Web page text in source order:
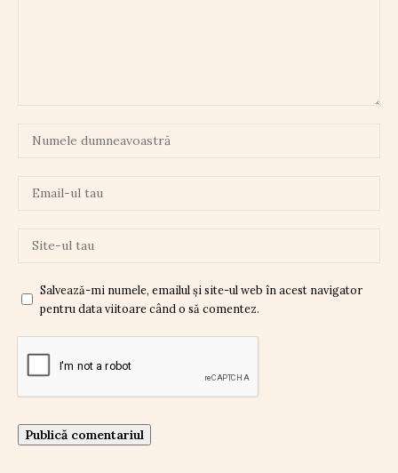
Salvează-mi numele, emailul și site-ul web în acest navigator
pentru data viitoare când o să comentez.